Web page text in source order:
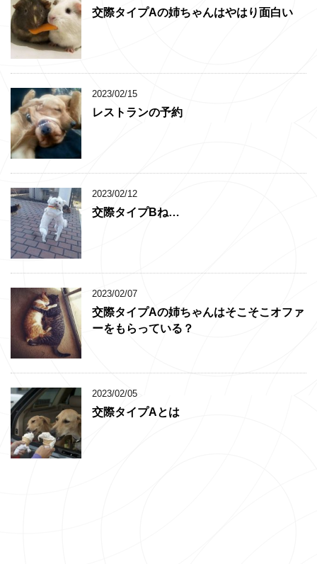
交際タイプAの姉ちゃんはやはり面白い
2023/02/15
レストランの予約
2023/02/12
交際タイプBね…
2023/02/07
交際タイプAの姉ちゃんはそこそこオファ
ーをもらっている？
2023/02/05
交際タイプAとは